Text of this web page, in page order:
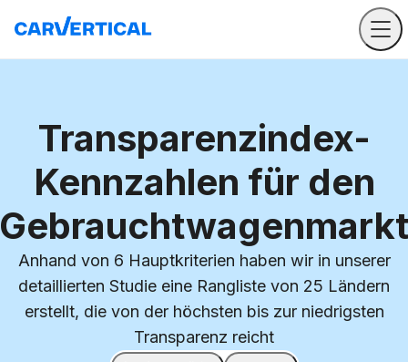
Transparenzindex-
Kennzahlen für den
Gebrauchtwagenmarkt
Anhand von 6 Hauptkriterien haben wir in unserer
detaillierten Studie eine Rangliste von 25 Ländern
erstellt, die von der höchsten bis zur niedrigsten
Transparenz reicht